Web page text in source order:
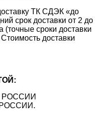
ТК СДЭК «до
срок доставки от 2 до
(точные сроки доставки
доставки
РОССИИ